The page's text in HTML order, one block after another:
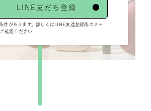
ston s（6種
類）
ェイン、エナ
ジードリンク
LINE友だち登録
件があります。詳しくはLINE友達登録後のメッ
確認ください